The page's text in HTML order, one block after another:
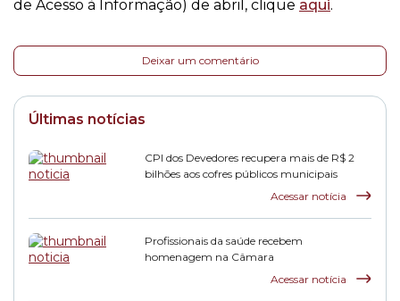
de Acesso à Informação) de abril, clique aqui.
Deixar um comentário
Últimas notícias
CPI dos Devedores recupera mais de R$ 2
bilhões aos cofres públicos municipais
Acessar notícia
Profissionais da saúde recebem
homenagem na Câmara
Acessar notícia